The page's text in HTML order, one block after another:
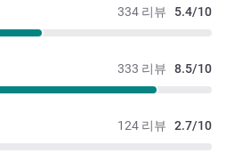
334 리뷰 5.4/10
333 리뷰 8.5/10
124 리뷰 2.7/10